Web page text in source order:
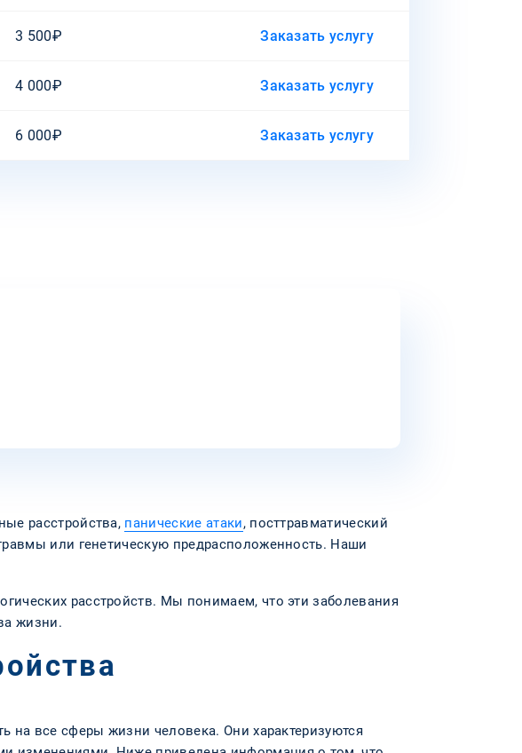
3 500₽ Заказать услугу
4 000₽ Заказать услугу
6 000₽ Заказать услугу
расстройства, панические атаки, посттравматический
или генетическую предрасположенность. Наши
расстройств. Мы понимаем, что эти заболевания
жизни.
на все сферы жизни человека. Они характеризуются